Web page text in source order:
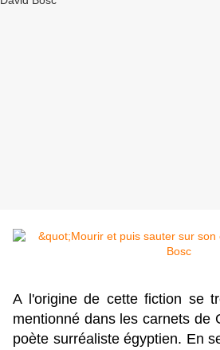
A l'origine de cette fiction se
mentionné dans les carnets de
poète surréaliste égyptien. En